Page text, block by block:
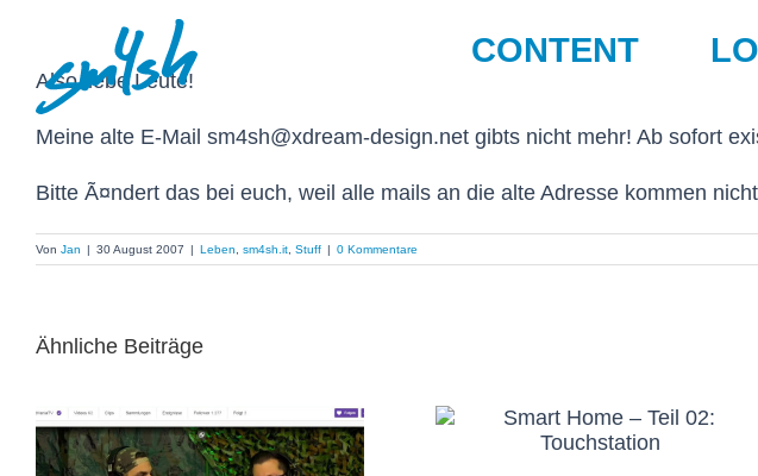
springen
CONTENT
Also liebe Leute!
Meine alte E-Mail sm4sh@xdream-design.net gibts nicht mehr! Ab sofort
Bitte Ã¤ndert das bei euch, weil alle mails an die alte Adresse kommen
Von Jan | 30 August 2007 | Leben sm4sh.it Stuff | 0 Kommentare
Ähnliche Beiträge